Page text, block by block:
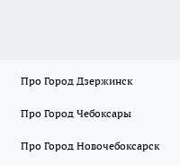
Про Город Дзержинск
Про Город Чебоксары
Про Город Новочебоксарск